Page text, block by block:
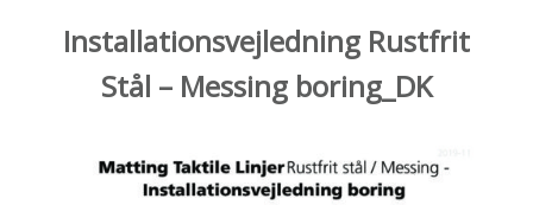
Installationsvejledning Rustfrit
Stål – Messing boring_DK